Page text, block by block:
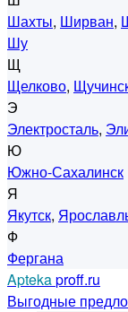
Шахты, Ширван,
Шу
Щ
Щелково,
Э
Электросталь,
Ю
Южно-Сахалинск
Я
Якутск,
Ф
Фергана
Aptekaproff.ru
Выгодные